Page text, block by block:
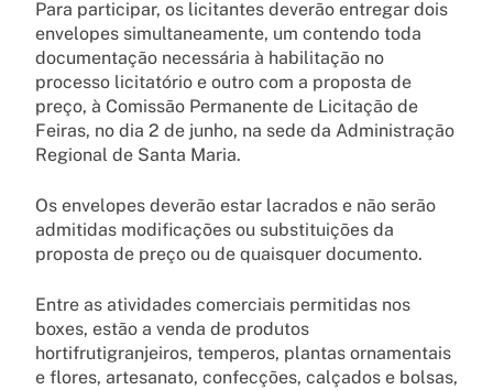
Para participar, os licitantes deverão entregar dois
envelopes simultaneamente, um contendo toda
documentação necessária à habilitação no
processo licitatório e outro com a proposta de
preço, à Comissão Permanente de Licitação de
Feiras, no dia 2 de junho, na sede da Administração
Regional de Santa Maria.
Os envelopes deverão estar lacrados e não serão
admitidas modificações ou substituições da
proposta de preço ou de quaisquer documento.
Entre as atividades comerciais permitidas nos
boxes, estão a venda de produtos
hortifrutigranjeiros, temperos, plantas ornamentais
e flores, artesanato, confecções, calçados e bolsas,